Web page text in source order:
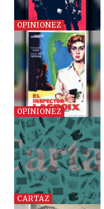
OPINIONEZ
OPINIONEZ
CARTAZ